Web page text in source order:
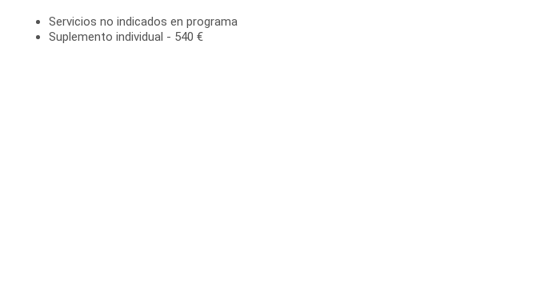
Servicios no indicados en programa
Suplemento individual - 540 €